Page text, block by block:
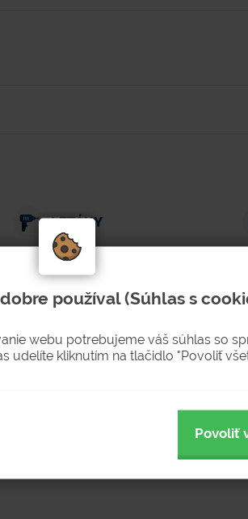
LETÁKY
používal (Súhlas s
webu potrebujeme váš súhlas so
udelíte kliknutím na tlačidlo "Povoliť
Povoliť